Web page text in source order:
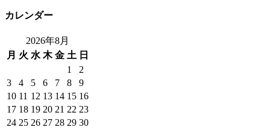
カレンダー
2026年8月
月 火 水 木 金 土 日
1
2
3
4 5 6 7 8
9
10 11 12 13 14 15 16
17 18 19 20 21 22 23
24 25 26 27 28 29 30